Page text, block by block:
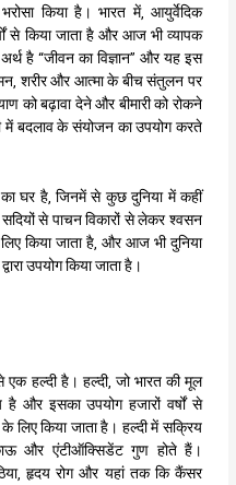
किया है। भारत में, आयुर्वेदिक
से किया जाता है और आज भी व्यापक
है “जीवन का विज्ञान” और यह इस
मन, शरीर और आत्मा के बीच संतुलन पर
को बढ़ावा देने और बीमारी को रोकने
में बदलाव के संयोजन का उपयोग करते
घर है, जिनमें से कुछ दुनिया में कहीं
से पाचन विकारों से लेकर श्वसन
किया जाता है, और आज भी दुनिया
उपयोग किया जाता है।
एक हल्दी है। हल्दी, जो भारत की मूल
और इसका उपयोग हजारों वर्षों से
लिए किया जाता है। हल्दी में सक्रिय
और एंटीऑक्सिडेंट गुण होते हैं।
हृदय रोग और यहां तक कि कैंसर